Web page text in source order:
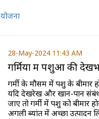
योजना
28-May-2024 11:43 AM
गर्मियों में पशुओं की
गर्मी के मौसम में पशु के बीमार
यदि देखरेख और खान-पान
जाए तो गर्मी में पशु को बीमार
अगली ब्यांत में अच्छा उत्पादन